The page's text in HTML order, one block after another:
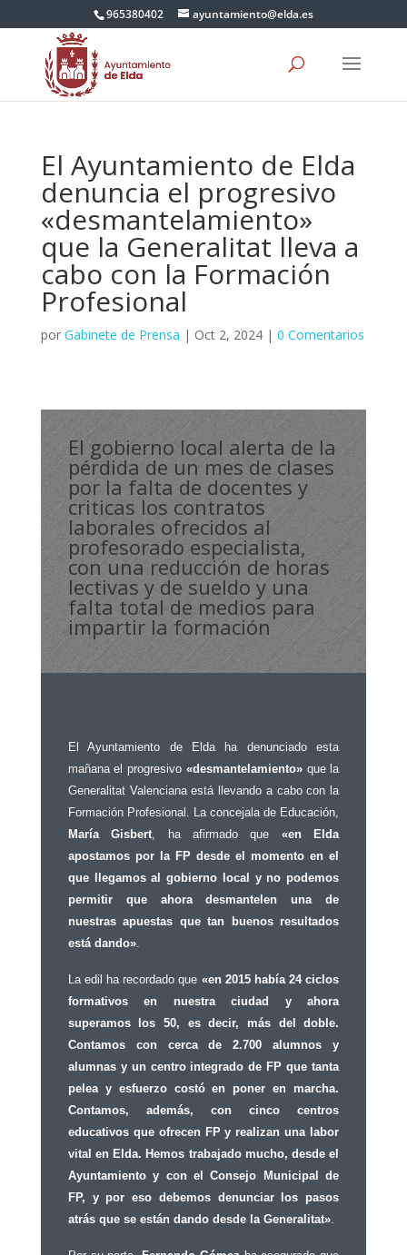
965380402 ayuntamiento@elda.es
El Ayuntamiento de Elda
denuncia el progresivo
«desmantelamiento»
que la Generalitat lleva a
cabo con la Formación
Profesional
por Gabinete de Prensa | Oct 2, 2024| 0 Comentarios
El gobierno local alerta de la
pérdida de un mes de clases
por la falta de docentes y
criticas los contratos
laborales ofrecidos al
profesorado especialista,
con una reducción de horas
lectivas y de sueldo y una
falta total de medios para
impartir la formación
El Ayuntamiento de Elda ha denunciado esta
mañana el progresivo «desmantelamiento»que la
Generalitat Valenciana está llevando a cabo con la
Formación Profesional. La concejala de Educación,
María Gisbert, ha afirmado que «en Elda
apostamos por la FP desde el momento en el
que llegamos al gobierno local y no podemos
permitir que ahora desmantelen una de
nuestras apuestas que tan buenos resultados
está dando».
La edil ha recordado que «en 2015 había 24 ciclos
formativos en nuestra ciudad y ahora
superamos los 50, es decir, más del doble.
Contamos con cerca de 2.700 alumnos y
alumnas y un centro integrado de FP que tanta
pelea y esfuerzo costó en poner en marcha.
Contamos, además, con cinco centros
educativos que ofrecen FP y realizan una labor
vital en Elda. Hemos trabajado mucho, desde el
Ayuntamiento y con el Consejo Municipal de
FP, y por eso debemos denunciar los pasos
atrás que se están dando desde la Generalitat».